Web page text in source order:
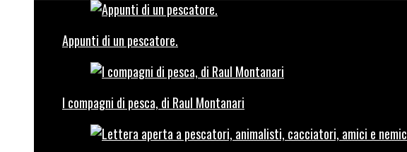
Appunti di un pescatore.
I compagni di pesca, di Raul Montanari